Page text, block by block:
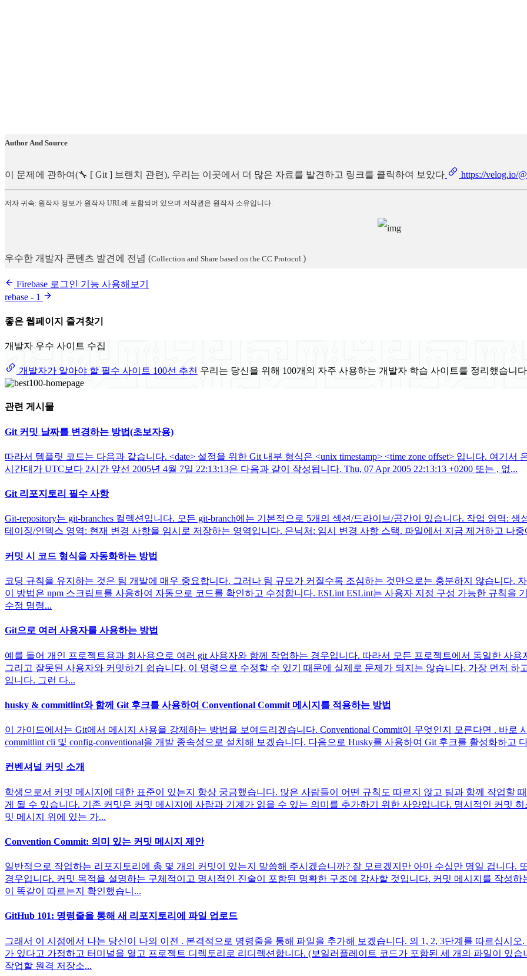
Author And Source
이 문제에 관하여(🔧 [ Git ] 브랜치 관련), 우리는 이곳에서 더 많은 자료를 발견하고 링크를 클릭하여 보았다 https://velog.io/
저자 귀속: 원작자 정보가 원작자 URL에 포함되어 있으며 저작권은 원작자 소유입니다.
우수한 개발자 콘텐츠 발견에 전념 (Collection and Share based on the CC Protocol.)
Firebase 로그인 기능 사용해보기
rebase - 1
좋은 웹페이지 즐겨찾기
개발자 우수 사이트 수집
개발자가 알아야 할 필수 사이트 100선 추천 우리는 당신을 위해 100개의 자주 사용하는 개발자 학습 사이트를 정리했습니다
관련 게시물
Git 커밋 날짜를 변경하는 방법(초보자용)
따라서 템플릿 코드는 다음과 같습니다. <date> 설정을 위한 Git 내부 형식은 <unix timestamp> <time zone offset> 입니다. 여기
시간대가 UTC보다 2시간 앞선 2005년 4월 7일 22:13:13은 다음과 같이 작성됩니다. Thu, 07 Apr 2005 22:13:13 +0200 또는 , 없...
Git 리포지토리 필수 사항
Git-repository는 git-branches 컬렉션입니다. 모든 git-branch에는 기본적으로 5개의 섹션/드라이브/공간이 있습니다. 작업 영역:
테이징/인덱스 영역: 현재 변경 사항을 임시로 저장하는 영역입니다. 은닉처: 임시 변경 사항 스택. 파일에서 지금 제거하고 나
커밋 시 코드 형식을 자동화하는 방법
코딩 규칙을 유지하는 것은 팀 개발에 매우 중요합니다. 그러나 팀 규모가 커질수록 조심하는 것만으로는 충분하지 않습니다.
이 방법은 npm 스크립트를 사용하여 자동으로 코드를 확인하고 수정합니다. ESLint ESLint는 사용자 지정 구성 가능한 규칙을
수정 명령...
Git으로 여러 사용자를 사용하는 방법
예를 들어 개인 프로젝트용과 회사용으로 여러 git 사용자와 함께 작업하는 경우입니다. 따라서 모든 프로젝트에서 동일한 사
그리고 잘못된 사용자와 커밋하기 쉽습니다. 이 명령으로 수정할 수 있기 때문에 실제로 문제가 되지는 않습니다. 가장 먼저 하
입니다. 그런 다...
husky & commitlint와 함께 Git 후크를 사용하여 Conventional Commit 메시지를 적용하는 방법
이 가이드에서는 Git에서 메시지 사용을 강제하는 방법을 보여드리겠습니다. Conventional Commit이 무엇인지 모른다면 . 바로
commitlint cli 및 config-conventional을 개발 종속성으로 설치해 보겠습니다. 다음으로 Husky를 사용하여 Git 후크를 활성화하고
컨벤셔널 커밋 소개
학생으로서 커밋 메시지에 대한 표준이 있는지 항상 궁금했습니다. 많은 사람들이 어떤 규칙도 따르지 않고 팀과 함께 작업할
게 될 수 있습니다. 기존 커밋은 커밋 메시지에 사람과 기계가 읽을 수 있는 의미를 추가하기 위한 사양입니다. 명시적인 커밋
밋 메시지 위에 있는 가...
Convention Commit: 의미 있는 커밋 메시지 제안
일반적으로 작업하는 리포지토리에 총 몇 개의 커밋이 있는지 말씀해 주시겠습니까? 잘 모르겠지만 아마 수십만 명일 겁니다.
경우입니다. 커밋 목적을 설명하는 구체적이고 명시적인 진술이 포함된 명확한 구조에 감사할 것입니다. 커밋 메시지를 작성
이 똑같이 따르는지 확인했습니...
GitHub 101: 명령줄을 통해 새 리포지토리에 파일 업로드
그래서 이 시점에서 나는 당신이 나의 이전 . 본격적으로 명령줄을 통해 파일을 추가해 보겠습니다. 의 1, 2, 3단계를 따르십시
가 있다고 가정하고 터미널을 열고 프로젝트 디렉토리로 리디렉션합니다. (보일러플레이트 코드가 포함된 세 개의 파일이 있
작업할 원격 저장소...